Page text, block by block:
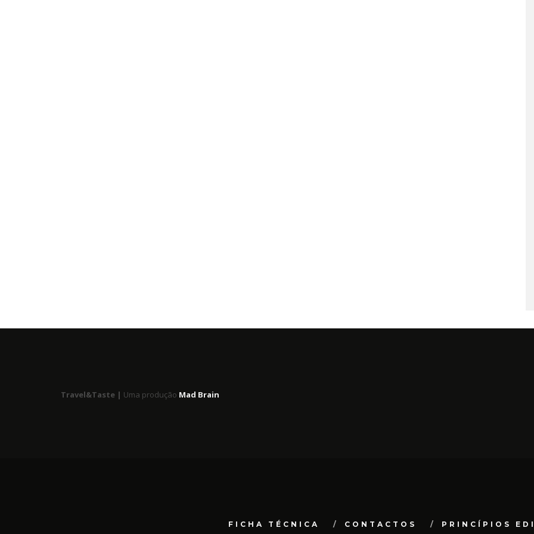
Travel&Taste | Uma produção Mad Brain
FICHA TÉCNICA CONTACTOS PRINCÍPIOS